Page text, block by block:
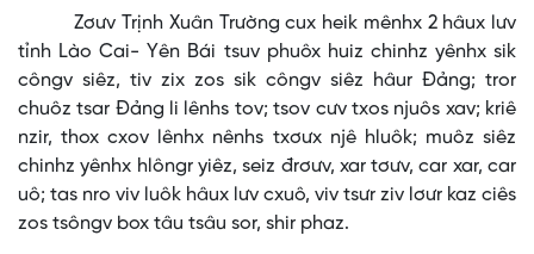
Zơưv Trịnh Xuân Trường cux heik mênhx 2 hâux lưv
tỉnh Lào Cai- Yên Bái tsuv phuôx huiz chinhz yênhx sik
côngv siêz, tiv zix zos sik côngv siêz hâur Đảng; tror
chuôz tsar Đảng li lênhs tov; tsov cưv txos njuôs xav; kriê
nzir, thox cxov lênhx nênhs txơưx njê hluôk; muôz siêz
chinhz yênhx hlôngr yiêz, seiz đrơưv, xar tơưv, car xar, car
uô; tas nro viv luôk hâux lưv cxuô, viv tsưr ziv lơưr kaz ciês
zos tsôngv box tâu tsâu sor, shir phaz.